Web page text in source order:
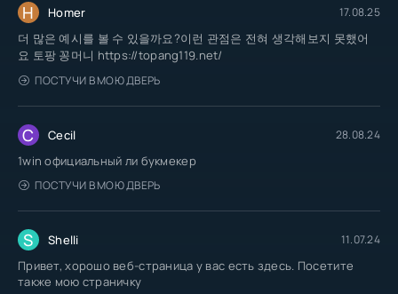
H Homer 17.08.25
더 많은 예시를 볼 수 있을까요?이런 관점은 전혀 생각해보지 못했어
요 토팡 꽁머니 https://topang119.net/
ПОСТУЧИ В МОЮ ДВЕРЬ
C Cecil 28.08.24
1win официальный ли букмекер
ПОСТУЧИ В МОЮ ДВЕРЬ
S Shelli 11.07.24
Привет, хорошо веб-страница у вас есть здесь. Посетите
также мою страничку